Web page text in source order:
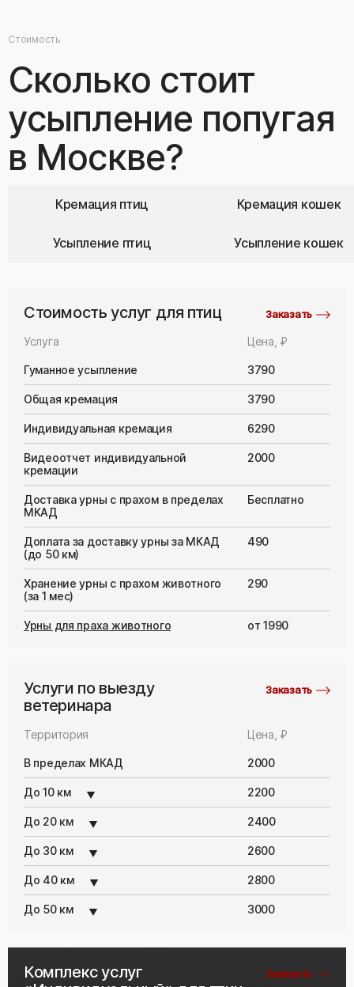
Стоимость
Сколько стоит
усыпление попугая
в Москве?
Кремация птиц
Усыпление птиц
Кремация кошек
Усыпление кошек
Стоимость услуг для птиц Заказать
Услуга Цена, ₽
Гуманное усыпление 3790
Общая кремация 3790
Индивидуальная кремация 6290
Видеоотчет индивидуальной
кремации
2000
Доставка урны с прахом в пределах
МКАД
Бесплатно
Доплата за доставку урны за МКАД
(до 50 км)
490
Хранение урны с прахом животного
(за 1 мес)
290
Урны для праха животного от 1990
Услуги по выезду
ветеринара
Заказать
Территория Цена, ₽
В пределах МКАД 2000
До 10 км 2200
До 20 км 2400
До 30 км 2600
До 40 км 2800
До 50 км 3000
Комплекс услуг
Заказать